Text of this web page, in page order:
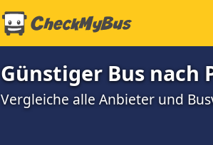
Günstiger Bus nach
Vergleiche alle Anbieter und